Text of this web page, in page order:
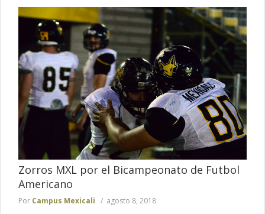
Zorros MXL por el Bicampeonato de Futbol
Americano
Por Campus Mexicali agosto 8, 2018